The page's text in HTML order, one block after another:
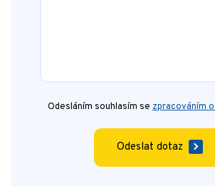
Odesláním souhlasím se zpracováním
Odeslat dotaz